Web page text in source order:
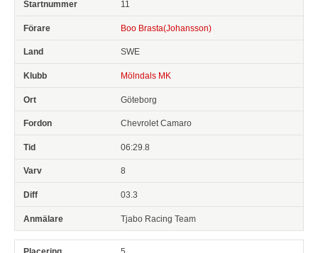
11
Boo Brasta(Johansson)
SWE
Mölndals MK
Göteborg
Chevrolet Camaro
06:29.8
8
03.3
Tjabo Racing Team